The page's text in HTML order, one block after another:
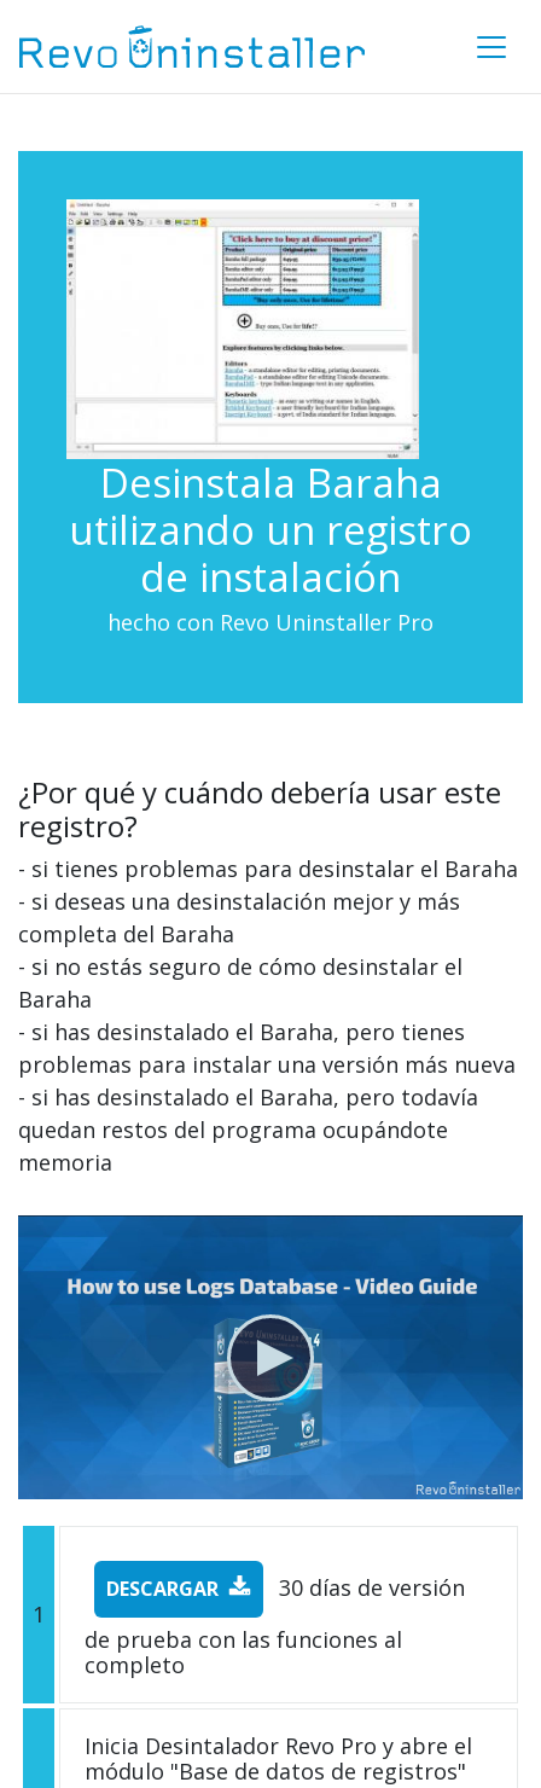
Desinstala Baraha
utilizando un registro
de instalación
hecho con Revo Uninstaller Pro
¿Por qué y cuándo debería usar este
registro?
- si tienes problemas para desinstalar el Baraha
- si deseas una desinstalación mejor y más
completa del Baraha
- si no estás seguro de cómo desinstalar el
Baraha
- si has desinstalado el Baraha, pero tienes
problemas para instalar una versión más nueva
- si has desinstalado el Baraha, pero todavía
quedan restos del programa ocupándote
memoria
1
DESCARGAR
30 días de versión
de prueba con las funciones al
completo
Inicia Desintalador Revo Pro y abre el
módulo "Base de datos de registros"